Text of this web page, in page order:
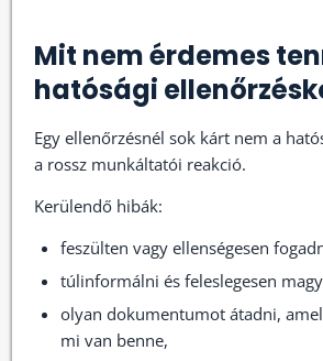
Mit nem érdemes
hatósági
Egy ellenőrzésnél sok kárt nem a
a rossz munkáltatói reakció.
Kerülendő hibák:
feszülten vagy ellenségesen
túlinformálni és feleslegesen
olyan dokumentumot átadni,
mi van benne,